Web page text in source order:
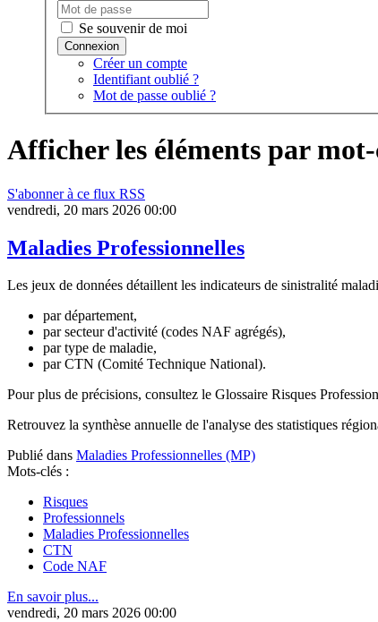
Se souvenir de moi
Créer un compte
Identifiant oublié ?
Mot de passe oublié ?
Afficher les éléments par
S'abonner à ce flux RSS
vendredi, 20 mars 2026 00:00
Maladies Professionnelles
Les jeux de données détaillent les indicateurs de sinistralité
par département,
par secteur d'activité (codes NAF agrégés),
par type de maladie,
par CTN (Comité Technique National).
Pour plus de précisions, consultez le Glossaire Risques
Retrouvez la synthèse annuelle de l'analyse des statistiques
Publié dans Maladies Professionnelles (MP)
Mots-clés :
Risques
Professionnels
Maladies Professionnelles
CTN
Code NAF
En savoir plus...
vendredi, 20 mars 2026 00:00